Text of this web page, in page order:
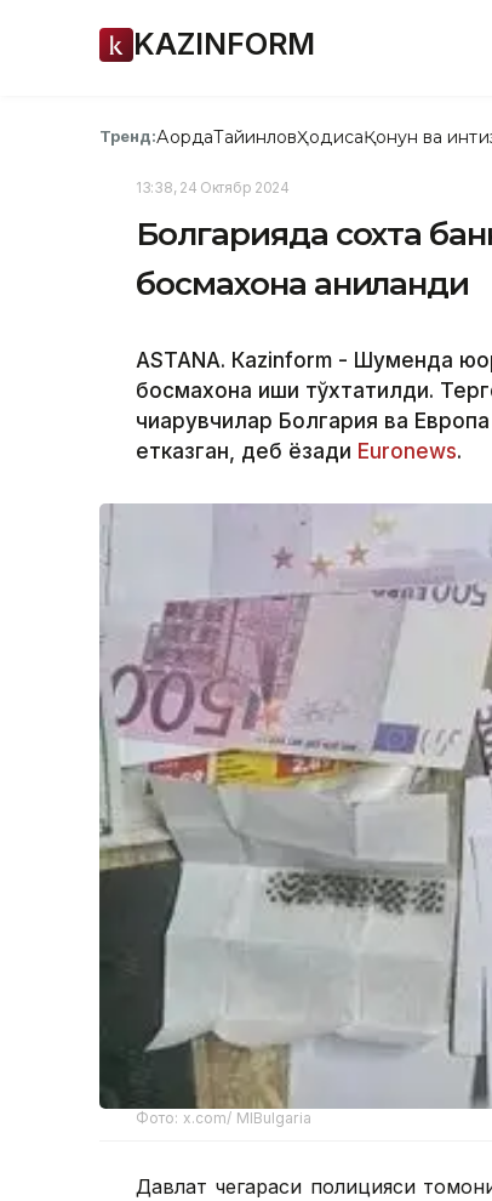
KAZINFORM
Тренд:АқордаТайинловҲодисаҚонун ва
13:38, 24 Октябр 2024
Болгарияда сохта
босмахона аниқланди
ASTANА. Кazinform - Шуменда
босмахона иши тўхтатилди.
чиқарувчилар Болгария ва
етказган, деб ёзади Euronews.
Фото: x.com/ MIBulgaria
Давлат чегараси полицияси